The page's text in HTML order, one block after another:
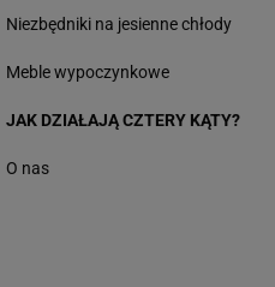
Niezbędniki na jesienne chłody
Meble wypoczynkowe
JAK DZIAŁAJĄ CZTERY KĄTY?
O nas